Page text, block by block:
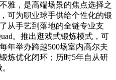
雅，是高端场景的焦点选择之
可为职业球手供给个性化的锻
从手艺到落地的全链专业支
。推出逛戏式锻炼模式，可
年举办跨越500场室内高尔夫
炼优化闭环；历时5年自从研